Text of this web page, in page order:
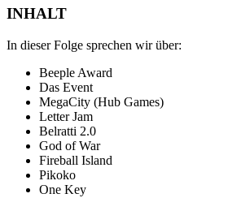
INHALT
In dieser Folge sprechen wir über:
Beeple Award
Das Event
MegaCity (Hub Games)
Letter Jam
Belratti 2.0
God of War
Fireball Island
Pikoko
One Key